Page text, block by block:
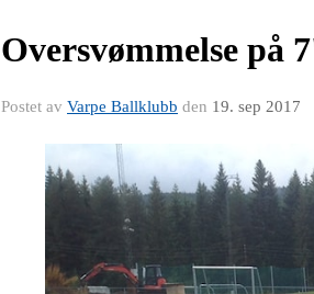
Oversvømmelse på
Postet av Varpe Ballklubb den 19. sep 2017